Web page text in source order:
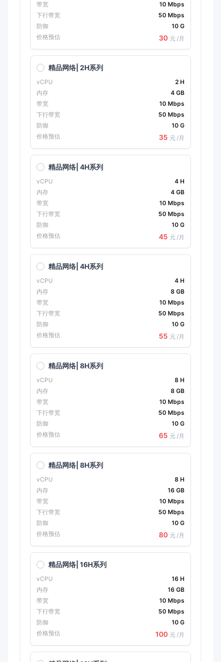
带宽
10 Mbps
下行带宽
50 Mbps
防御
10 G
价格预估
30 元 /月
精品网络| 2H系列
vCPU
2 H
内存
4 GB
带宽
10 Mbps
下行带宽
50 Mbps
防御
10 G
价格预估
35 元 /月
精品网络| 4H系列
vCPU
4 H
内存
4 GB
带宽
10 Mbps
下行带宽
50 Mbps
防御
10 G
价格预估
45 元 /月
精品网络| 4H系列
vCPU
4 H
内存
8 GB
带宽
10 Mbps
下行带宽
50 Mbps
防御
10 G
价格预估
55 元 /月
精品网络| 8H系列
vCPU
8 H
内存
8 GB
带宽
10 Mbps
下行带宽
50 Mbps
防御
10 G
价格预估
65 元 /月
精品网络| 8H系列
vCPU
8 H
内存
16 GB
带宽
10 Mbps
下行带宽
50 Mbps
防御
10 G
价格预估
80 元 /月
精品网络| 16H系列
vCPU
16 H
内存
16 GB
带宽
10 Mbps
下行带宽
50 Mbps
防御
10 G
价格预估
100 元 /月